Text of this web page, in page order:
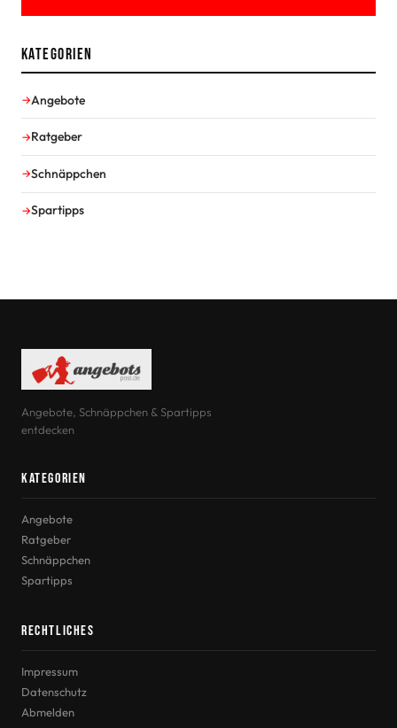
Kategorien
Angebote
Ratgeber
Schnäppchen
Spartipps
Angebote, Schnäppchen & Spartipps
entdecken
Kategorien
Angebote
Ratgeber
Schnäppchen
Spartipps
Rechtliches
Impressum
Datenschutz
Abmelden